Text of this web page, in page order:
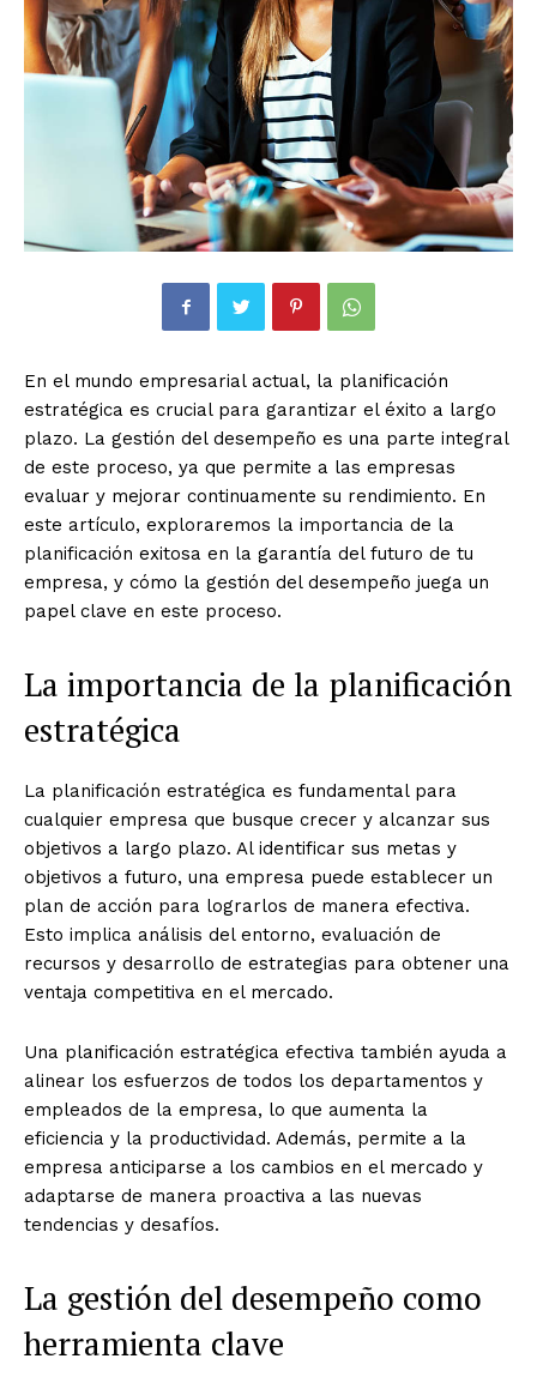
En el mundo empresarial actual, la planificación
estratégica es crucial para garantizar el éxito a largo
plazo. La gestión del desempeño es una parte integral
de este proceso, ya que permite a las empresas
evaluar y mejorar continuamente su rendimiento. En
este artículo, exploraremos la importancia de la
planificación exitosa en la garantía del futuro de tu
empresa, y cómo la gestión del desempeño juega un
papel clave en este proceso.
La importancia de la planificación
estratégica
La planificación estratégica es fundamental para
cualquier empresa que busque crecer y alcanzar sus
objetivos a largo plazo. Al identificar sus metas y
objetivos a futuro, una empresa puede establecer un
plan de acción para lograrlos de manera efectiva.
Esto implica análisis del entorno, evaluación de
recursos y desarrollo de estrategias para obtener una
ventaja competitiva en el mercado.
Una planificación estratégica efectiva también ayuda a
alinear los esfuerzos de todos los departamentos y
empleados de la empresa, lo que aumenta la
eficiencia y la productividad. Además, permite a la
empresa anticiparse a los cambios en el mercado y
adaptarse de manera proactiva a las nuevas
tendencias y desafíos.
La gestión del desempeño como
herramienta clave